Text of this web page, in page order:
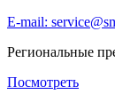
E-mail:
Региональные
Посмотреть